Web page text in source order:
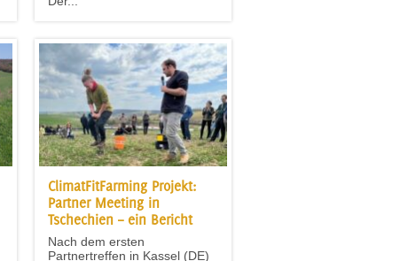
ClimatFitFarming Projekt:
Partner Meeting in
Tschechien – ein Bericht
Nach dem ersten
Partnertreffen in Kassel (DE)